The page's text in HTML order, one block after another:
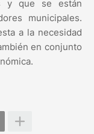
y que se están
municipales.
a la necesidad
en conjunto